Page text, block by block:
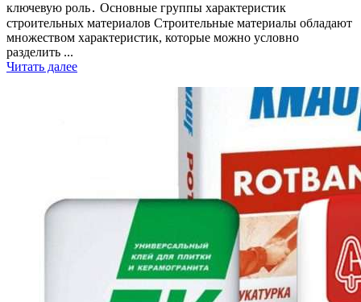
ключевую роль․ Основные группы характеристик
строительных материалов Строительные материалы обладают
множеством характеристик, которые можно условно
разделить ...
Читать далее